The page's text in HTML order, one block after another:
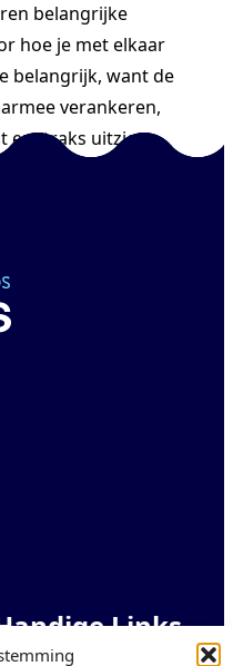
belangrijke
hoe je met elkaar
belangrijk, want de
verankeren,
er straks uitziet.
Links